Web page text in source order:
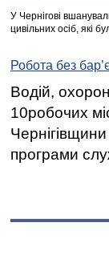
У Чернігові
цивільних осіб, які
Робота без
Водій,
10робочих
програми